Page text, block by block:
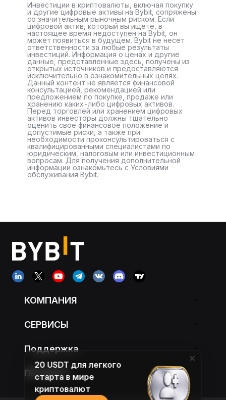
Инвестиции в криптовалюты, включая покупку
и другие цифровые активы на Bybit, сопряжены
со значительным рыночным риском. Если
цифровой актив, который вы ищете, в
настоящее время недоступен на Bybit, он
может появиться в будущем. Bybit не несет
ответственности за любые результаты
инвестиций. Информация о ценах и другие
данные, представленные здесь, получены из
открытых источников и предоставляются
исключительно в ознакомительных целях.
Данный контент не является финансовой
консультацией, рекомендацией или
предложением по покупке, продаже или
хранению каких-либо цифровых активов.
Перед торговлей или хранением цифровых
активов инвесторы должны тщательно
оценить свое финансовое положение и
допустимые риски, а также при
необходимости проконсультироваться с
квалифицированными специалистами по
юридическим, налоговым или инвестиционным
вопросам. Для получения дополнительной
информации ознакомьтесь с Условиями
обслуживания Bybit.
КОМПАНИЯ
СЕРВИСЫ
Поддержка
ПРОДУКТ
20 USDT для легкого
старта в мире
криптовалют